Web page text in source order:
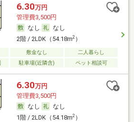
6.30万円
管理費3,500円
なし
なし
2階 / 2LDK（54.18m2）
敷金なし
二人暮らし
駐車場(近隣含) ペット相談可
6.30万円
管理費3,500円
なし
なし
1階 / 2LDK（54.18m2）